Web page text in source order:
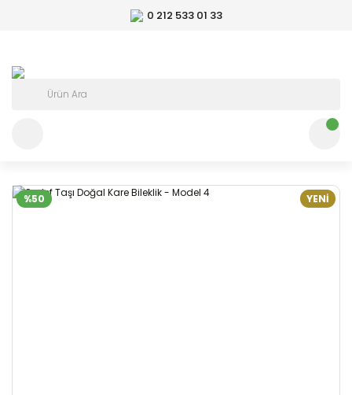
0 212 533 01 33
%50 YENİ